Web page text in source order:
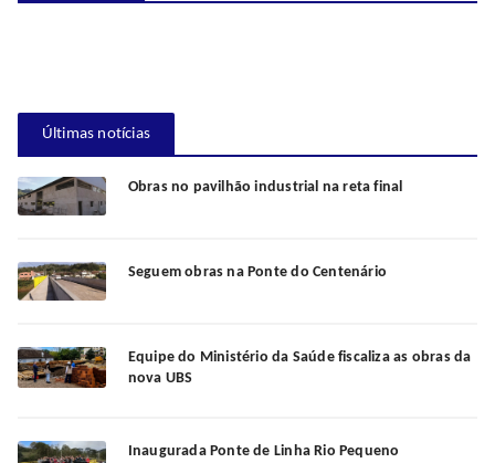
Últimas notícias
Obras no pavilhão industrial na reta final
Seguem obras na Ponte do Centenário
Equipe do Ministério da Saúde fiscaliza as obras da
nova UBS
Inaugurada Ponte de Linha Rio Pequeno